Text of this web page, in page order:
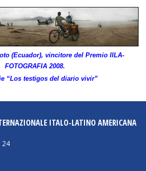
(Ecuador), vincitore del Premio IILA-
FOTOGRAFIA 2008.
“Los testigos del diario vivir”
ITALO-LATINO AMERICANA
24